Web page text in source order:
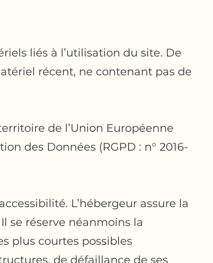
liés à l’utilisation du site. De
récent, ne contenant pas de
de l’Union Européenne
des Données (RGPD : n° 2016-
L’hébergeur assure la
se réserve néanmoins la
plus courtes possibles
de défaillance de ses